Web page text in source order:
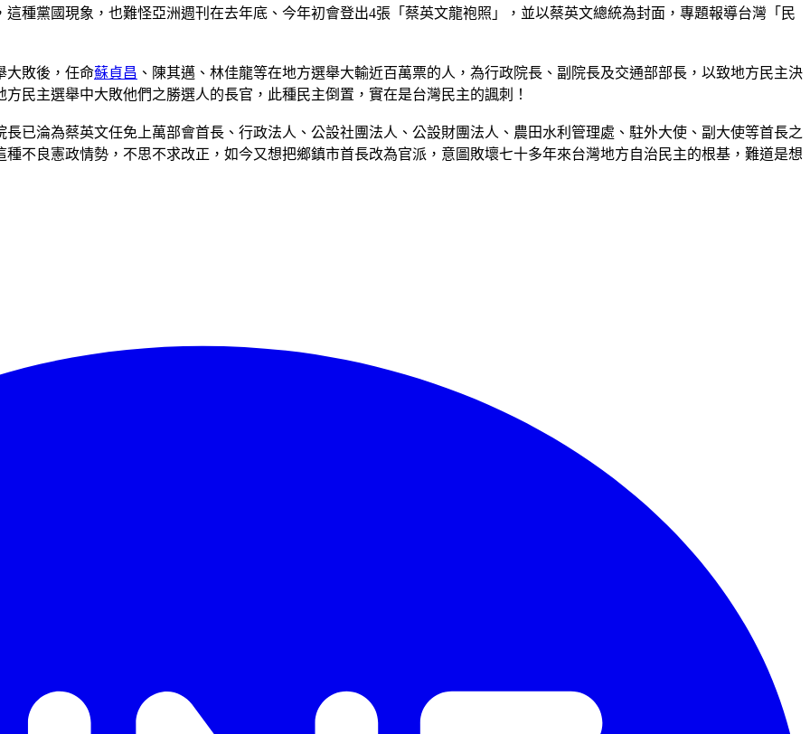
種黨國現象，也難怪亞洲週刊在去年底、今年初會登出4張「蔡英文龍袍照」，並以蔡英文總統為封面，專題報導台灣「民
大敗後，任命蘇貞昌 、陳其邁、林佳龍等在地方選舉大輸近百萬票的人，為行政院長、副院長及交通部部長，以致地方民主決
民主選舉中大敗他們之勝選人的長官，此種民主倒置，實在是台灣民主的諷刺！
已淪為蔡英文任免上萬部會首長、行政法人、公設社團法人、公設財團法人、農田水利管理處、駐外大使、副大使等首長之
不良憲政情勢，不思不求改正，如今又想把鄉鎮市首長改為官派，意圖敗壞七十多年來台灣地方自治民主的根基，難道是想